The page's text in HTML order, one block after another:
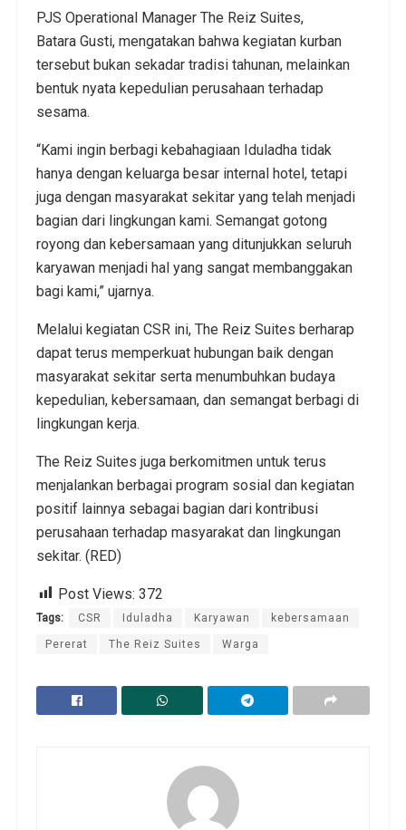
PJS Operational Manager The Reiz Suites,
Batara Gusti, mengatakan bahwa kegiatan kurban
tersebut bukan sekadar tradisi tahunan, melainkan
bentuk nyata kepedulian perusahaan terhadap
sesama.
“Kami ingin berbagi kebahagiaan Iduladha tidak
hanya dengan keluarga besar internal hotel, tetapi
juga dengan masyarakat sekitar yang telah menjadi
bagian dari lingkungan kami. Semangat gotong
royong dan kebersamaan yang ditunjukkan seluruh
karyawan menjadi hal yang sangat membanggakan
bagi kami,” ujarnya.
Melalui kegiatan CSR ini, The Reiz Suites berharap
dapat terus memperkuat hubungan baik dengan
masyarakat sekitar serta menumbuhkan budaya
kepedulian, kebersamaan, dan semangat berbagi di
lingkungan kerja.
The Reiz Suites juga berkomitmen untuk terus
menjalankan berbagai program sosial dan kegiatan
positif lainnya sebagai bagian dari kontribusi
perusahaan terhadap masyarakat dan lingkungan
sekitar. (RED)
Post Views: 372
Tags: CSR Iduladha Karyawan kebersamaan
Pererat The Reiz Suites Warga